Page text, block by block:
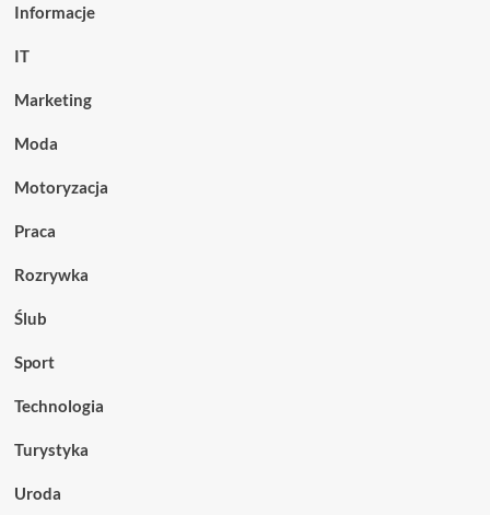
Informacje
IT
Marketing
Moda
Motoryzacja
Praca
Rozrywka
Ślub
Sport
Technologia
Turystyka
Uroda